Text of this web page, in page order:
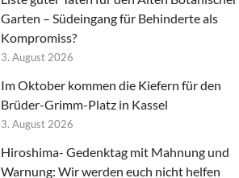
Garten – Südeingang für Behinderte als
Kompromiss?
3. August 2026
Im Oktober kommen die Kiefern für den
Brüder-Grimm-Platz in Kassel
3. August 2026
Hiroshima- Gedenktag mit Mahnung und
Warnung: Wir werden euch nicht helfen